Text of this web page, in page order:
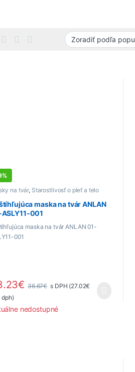
na tvár, Starostlivosť o pleť a telo
maska na tvár ANLAN
001
maska na tvár ANLAN 01-
001
€ 36.67€ s DPH (27.02€
dph)
nedostupné